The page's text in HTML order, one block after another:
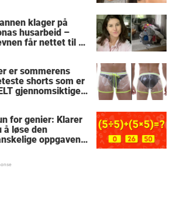
klager på
husarbeid –
får nettet til å
er sommerens
shorts som er
gjennomsiktige
for genier: Klarer
å løse den
oppgaven